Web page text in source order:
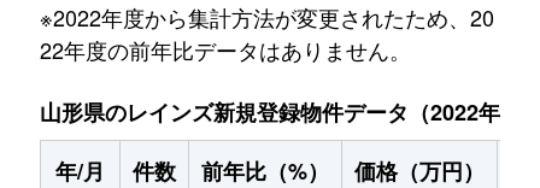
※2022年度から集計方法が変更されたため、20
22年度の前年比データはありません。
山形県のレインズ新規登録物件データ（2022年11
年/月
件数 前年比（%） 価格（万円）